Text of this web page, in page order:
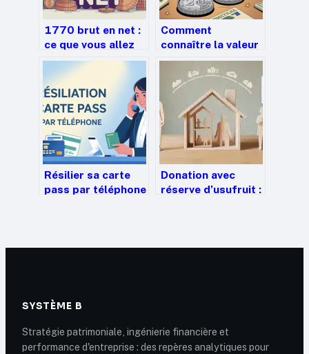
1770 brut en net :
ce que vous allez
réellement toucher
Comment
connaître la valeur
d’une pièce de 2
euros rare et la
vendre au bon prix
Résilier sa carte
pass par téléphone
Donation avec
réserve d’usufruit :
000 €
SYSTÈME B
Stratégie patrimoniale, ingénierie financière et
performance d'entreprise : des repères analytiques pour